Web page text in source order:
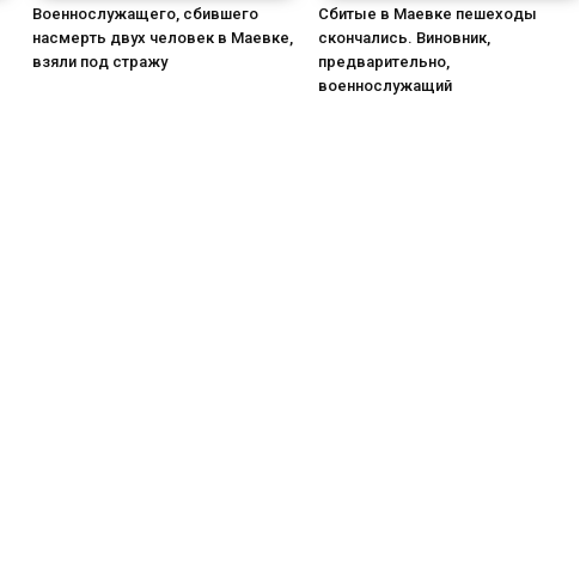
Военнослужащего, сбившего
насмерть двух человек в Маевке,
взяли под стражу
Сбитые в Маевке пешеходы
скончались. Виновник,
предварительно,
военнослужащий